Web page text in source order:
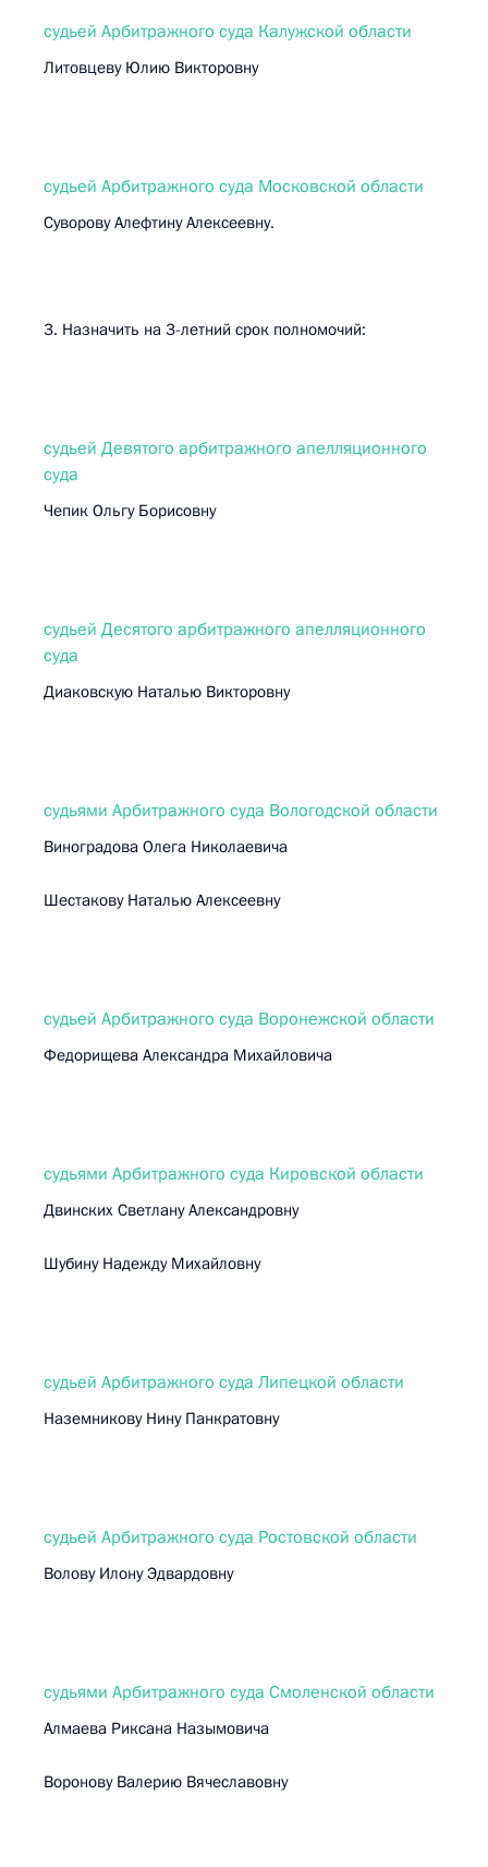
судьей Арбитражного суда Калужской области
Литовцеву Юлию Викторовну
судьей Арбитражного суда Московской области
Суворову Алефтину Алексеевну.
3. Назначить на 3-летний срок полномочий:
судьей Девятого арбитражного апелляционного
суда
Чепик Ольгу Борисовну
судьей Десятого арбитражного апелляционного
суда
Диаковскую Наталью Викторовну
судьями Арбитражного суда Вологодской области
Виноградова Олега Николаевича
Шестакову Наталью Алексеевну
судьей Арбитражного суда Воронежской области
Федорищева Александра Михайловича
судьями Арбитражного суда Кировской области
Двинских Светлану Александровну
Шубину Надежду Михайловну
судьей Арбитражного суда Липецкой области
Наземникову Нину Панкратовну
судьей Арбитражного суда Ростовской области
Волову Илону Эдвардовну
судьями Арбитражного суда Смоленской области
Алмаева Риксана Назымовича
Воронову Валерию Вячеславовну